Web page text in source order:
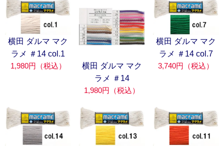
横田 ダルマ マク
ラメ ＃14 col.1
1,980円（税込）
横田 ダルマ マク
ラメ ＃14
1,980円（税込）
横田 ダルマ マク
ラメ ＃14 col.7
3,740円（税込）